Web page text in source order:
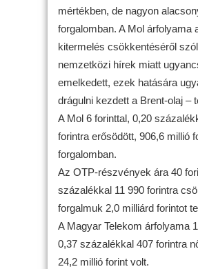
mértékben, de nagyon
forgalomban. A Mol árfolyama
kitermelés csökkentéséről
nemzetközi hírek miatt
emelkedett, ezek hatására
drágulni kezdett a Brent-olaj –
A Mol 6 forinttal, 0,20
forintra erősödött, 906,6 millió
forgalomban.
Az OTP-részvények ára 40
százalékkal 11 990 forintra
forgalmuk 2,0 milliárd forintot
A Magyar Telekom árfolyama
0,37 százalékkal 407 forintra
24,2 millió forint volt.